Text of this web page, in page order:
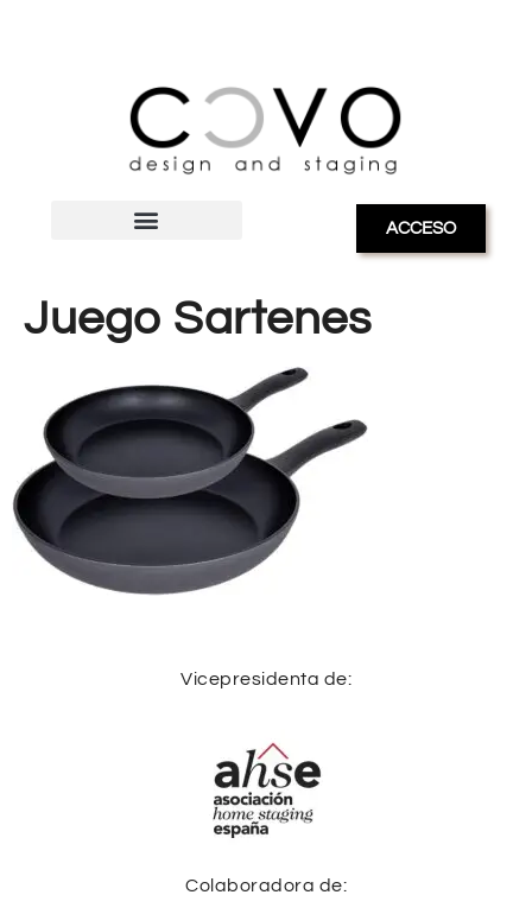
ACCESO
Juego Sartenes
Vicepresidenta de:
Colaboradora de: